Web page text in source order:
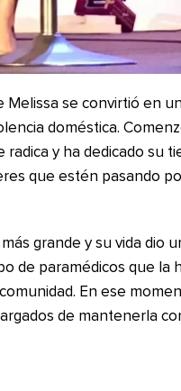
Melissa se convirtió en un
doméstica.
y ha dedicado su
que estén pasando
grande y su vida dio
de paramédicos que la
En ese
de mantenerla